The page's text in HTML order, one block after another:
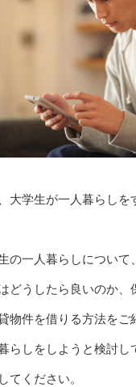
大学生が一人暮らしを
の一人暮らしについて
どうしたら良いのか、
物件を借りる方法をご
らしをしようと検討し
てください。